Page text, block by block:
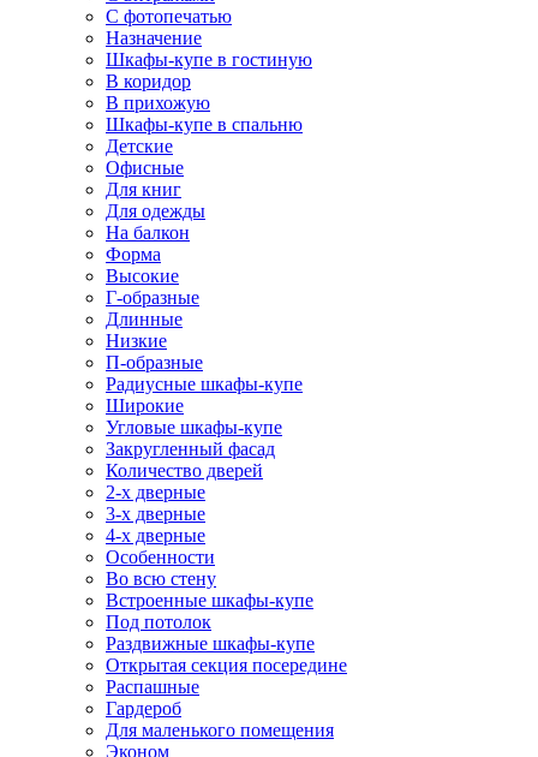
С фотопечатью
Назначение
Шкафы-купе в гостиную
В коридор
В прихожую
Шкафы-купе в спальню
Детские
Офисные
Для книг
Для одежды
На балкон
Форма
Высокие
Г-образные
Длинные
Низкие
П-образные
Радиусные шкафы-купе
Широкие
Угловые шкафы-купе
Закругленный фасад
Количество дверей
2-х дверные
3-х дверные
4-х дверные
Особенности
Во всю стену
Встроенные шкафы-купе
Под потолок
Раздвижные шкафы-купе
Открытая секция посередине
Распашные
Гардероб
Для маленького помещения
Эконом